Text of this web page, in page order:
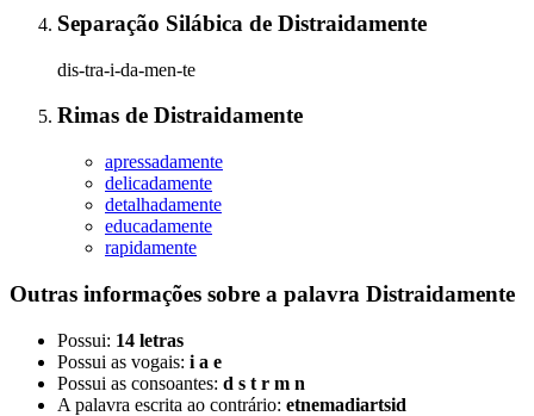
Separação Silábica de Distraidamente
dis-tra-i-da-men-te
Rimas de Distraidamente
apressadamente
delicadamente
detalhadamente
educadamente
rapidamente
Outras informações sobre a palavra Distraidamente
Possui: 14 letras
Possui as vogais: i a e
Possui as consoantes: d s t r m n
A palavra escrita ao contrário: etnemadiartsid